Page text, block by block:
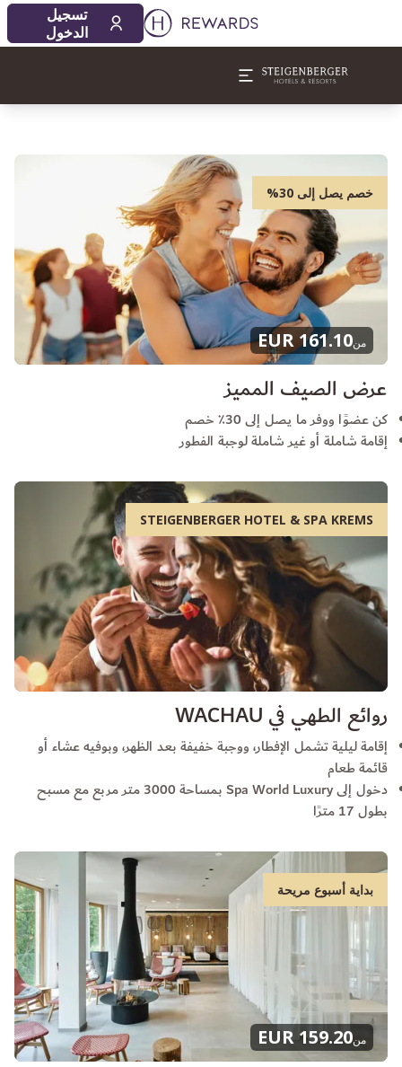
تسجيل
الدخول
خصم يصل إلى 30%
من161.10 EUR
عرض الصيف المميز
كن عضوًا ووفر ما يصل إلى 30٪ خصم
إقامة شاملة أو غير شاملة لوجبة الفطور
STEIGENBERGER HOTEL & SPA KREMS
روائع الطهي في WACHAU
إقامة ليلية تشمل الإفطار، ووجبة خفيفة بعد الظهر، وبوفيه عشاء أو
قائمة طعام
دخول إلى Spa World Luxury بمساحة 3000 متر مربع مع مسبح
بطول 17 مترًا
بداية أسبوع مريحة
من159.20 EUR